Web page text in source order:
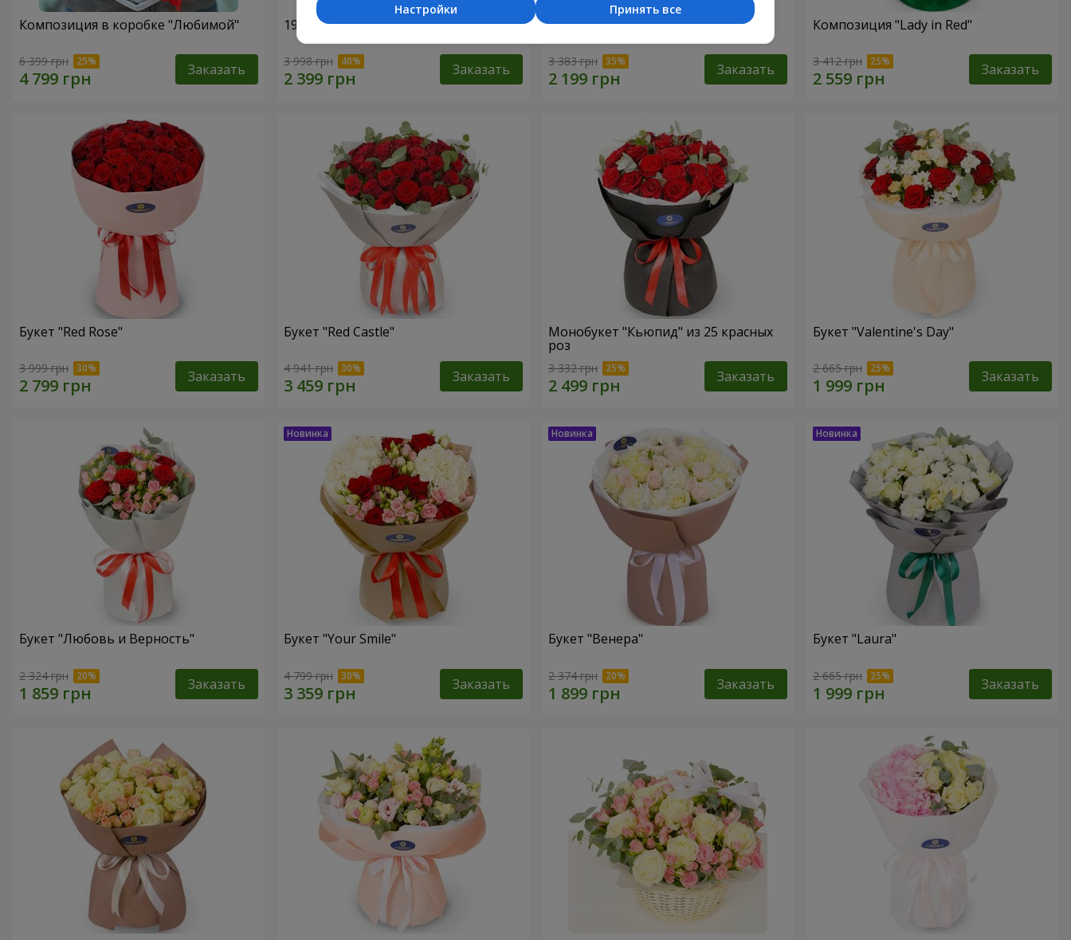
Композиция в коробке "Любимой"
6 399 грн Заказать
19 красных роз с Пандой
3 998 грн Заказать
19 красных роз с Мишкой
3 383 грн Заказать
Композиция "Lady in Red"
3 412 грн Заказать
Букет "Red Rose"
3 999 грн Заказать
Букет "Red Castle"
4 941 грн Заказать
Монобукет "Кьюпид" из 25 красных
роз
3 332 грн Заказать
Букет "Valentine's Day"
2 665 грн Заказать
Букет "Любовь и Верность"
2 324 грн Заказать
Букет "Your Smile"
4 799 грн Заказать
Букет "Венера"
2 374 грн Заказать
Букет "Laura"
2 665 грн Заказать
Принять все
Настройки